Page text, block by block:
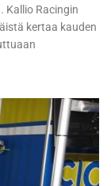
Kallio Racingin
kertaa kauden